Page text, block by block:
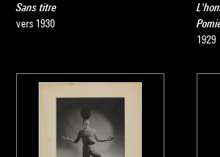
Sans titre
vers 1930
1929